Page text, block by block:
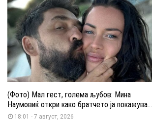
(Фото) Мал гест, голема љубов: Мина
Наумовиќ откри како братчето ја покажува...
18:01 - 7 август, 2026